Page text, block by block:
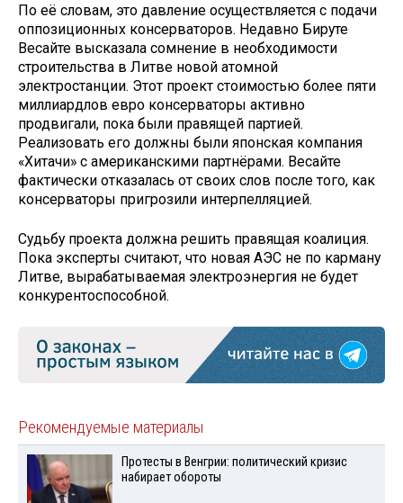
По её словам, это давление осуществляется с подачи
оппозиционных консерваторов. Недавно Бируте
Весайте высказала сомнение в необходимости
строительства в Литве новой атомной
электростанции. Этот проект стоимостью более пяти
миллиардлов евро консерваторы активно
продвигали, пока были правящей партией.
Реализовать его должны были японская компания
«Хитачи» с американскими партнёрами. Весайте
фактически отказалась от своих слов после того, как
консерваторы пригрозили интерпелляцией.
Судьбу проекта должна решить правящая коалиция.
Пока эксперты считают, что новая АЭС не по карману
Литве, вырабатываемая электроэнергия не будет
конкурентоспособной.
Рекомендуемые материалы
Протесты в Венгрии: политический кризис
набирает обороты